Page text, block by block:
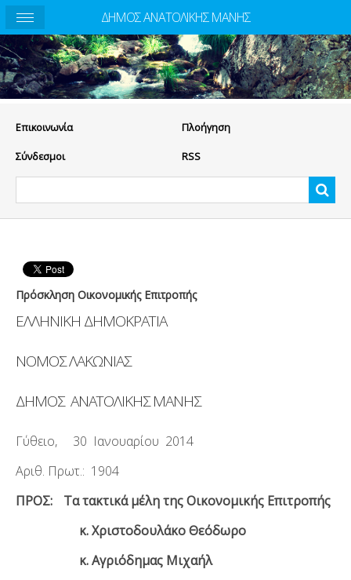
Eπικοινωνία Πλοήγηση
Σύνδεσμοι RSS
Πρόσκληση Οικονομικής Επιτροπής
ΕΛΛΗΝΙΚΗ ΔΗΜΟΚΡΑΤΙΑ
ΝΟΜΟΣ ΛΑΚΩΝΙΑΣ
ΔΗΜΟΣ ΑΝΑΤΟΛΙΚΗΣ ΜΑΝΗΣ
Γύθειο, 30 Ιανουαρίου 2014
Αριθ. Πρωτ.: 1904
ΠΡΟΣ:
Τα τακτικά μέλη της Οικονομικής Επιτροπής
κ. Χριστοδουλάκο Θεόδωρο
κ. Αγριόδημας Μιχαήλ
ΔΗΜΟΣ ΑΝΑΤΟΛΙΚΗΣ ΜΑΝΗΣ